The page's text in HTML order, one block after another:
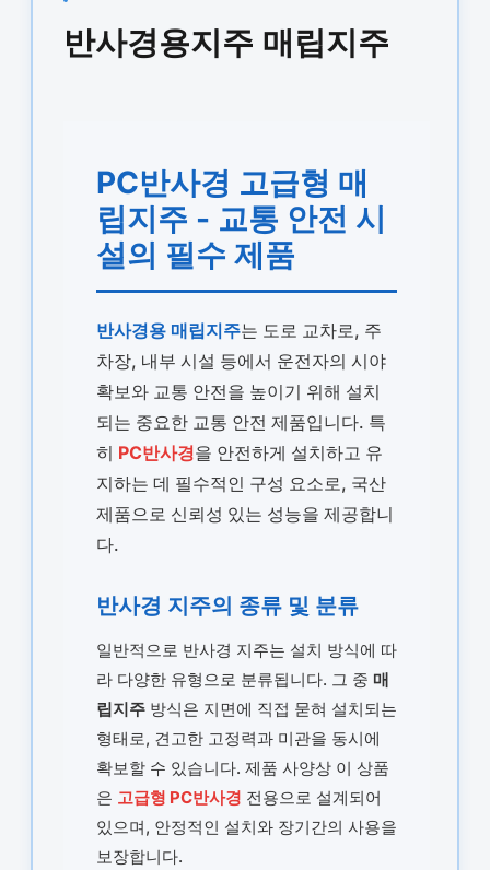
반사경용지주 매립지주
PC반사경 고급형 매
립지주 - 교통 안전 시
설의 필수 제품
반사경용 매립지주는 도로 교차로, 주
차장, 내부 시설 등에서 운전자의 시야
확보와 교통 안전을 높이기 위해 설치
되는 중요한 교통 안전 제품입니다. 특
히 PC반사경을 안전하게 설치하고 유
지하는 데 필수적인 구성 요소로, 국산
제품으로 신뢰성 있는 성능을 제공합니
다.
반사경 지주의 종류 및 분류
일반적으로 반사경 지주는 설치 방식에 따
라 다양한 유형으로 분류됩니다. 그 중 매
립지주방식은 지면에 직접 묻혀 설치되는
형태로, 견고한 고정력과 미관을 동시에
확보할 수 있습니다. 제품 사양상 이 상품
은 고급형 PC반사경 전용으로 설계되어
있으며, 안정적인 설치와 장기간의 사용을
보장합니다.